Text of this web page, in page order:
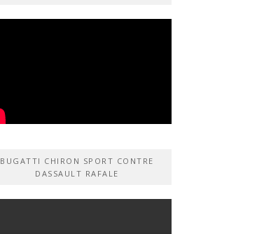
BUGATTI CHIRON SPORT CONTRE
DASSAULT RAFALE